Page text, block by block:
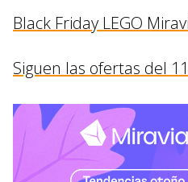
Black Friday LEGO
Siguen las ofertas del